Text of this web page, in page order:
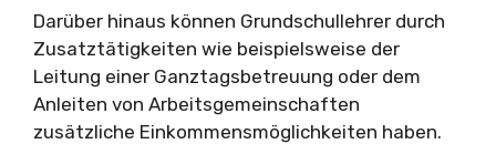
Darüber hinaus können Grundschullehrer durch
Zusatztätigkeiten wie beispielsweise der
Leitung einer Ganztagsbetreuung oder dem
Anleiten von Arbeitsgemeinschaften
zusätzliche Einkommensmöglichkeiten haben.